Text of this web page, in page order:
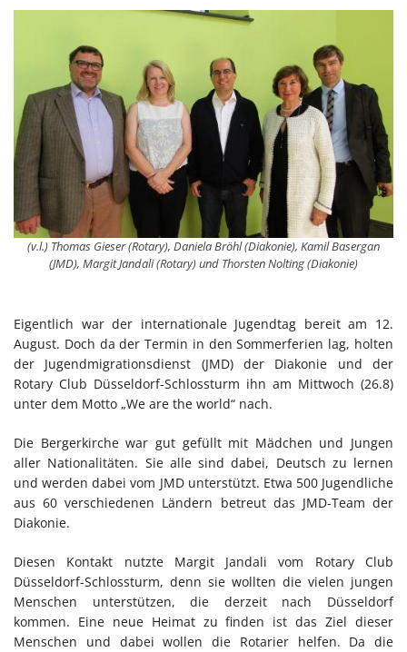
(v.l.) Thomas Gieser (Rotary), Daniela Bröhl (Diakonie), Kamil Basergan
(JMD), Margit Jandali (Rotary) und Thorsten Nolting (Diakonie)
Eigentlich war der internationale Jugendtag bereit am 12.
August. Doch da der Termin in den Sommerferien lag, holten
der Jugendmigrationsdienst (JMD) der Diakonie und der
Rotary Club Düsseldorf-Schlossturm ihn am Mittwoch (26.8)
unter dem Motto „We are the world“ nach.
Die Bergerkirche war gut gefüllt mit Mädchen und Jungen
aller Nationalitäten. Sie alle sind dabei, Deutsch zu lernen
und werden dabei vom JMD unterstützt. Etwa 500 Jugendliche
aus 60 verschiedenen Ländern betreut das JMD-Team der
Diakonie.
Diesen Kontakt nutzte Margit Jandali vom Rotary Club
Düsseldorf-Schlossturm, denn sie wollten die vielen jungen
Menschen unterstützen, die derzeit nach Düsseldorf
kommen. Eine neue Heimat zu finden ist das Ziel dieser
Menschen und dabei wollen die Rotarier helfen. Da die